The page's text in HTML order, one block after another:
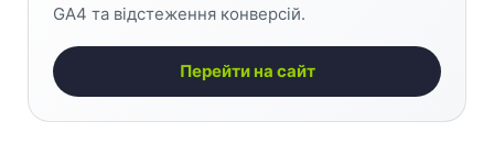
GA4 та відстеження конверсій.
Перейти на сайт